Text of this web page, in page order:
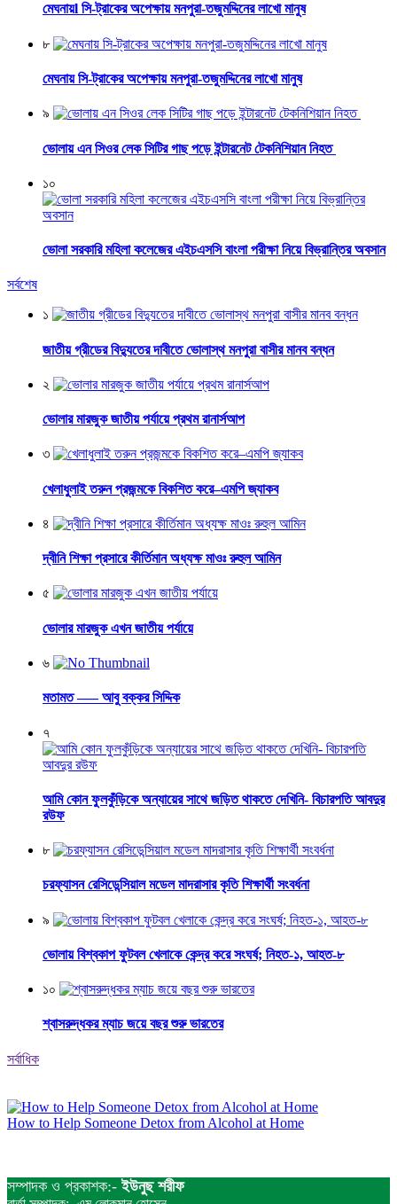
মেঘনায়l সি-ট্রাকের অপেক্ষায় মনপুরা-তজুমদ্দিনের লাখো মানুষ
৮
মেঘনায় সি-ট্রাকের অপেক্ষায় মনপুরা-তজুমদ্দিনের লাখো মানুষ
৯
ভোলায় এন সিওর লেক সিটির গাছ পড়ে ইন্টারনেট টেকনিশিয়ান নিহত
১০
ভোলা সরকারি মহিলা কলেজের এইচএসসি বাংলা পরীক্ষা নিয়ে বিভ্রান্তির অবসান
সর্বশেষ
১
জাতীয় গ্রীডের বিদ্যুতের দাবীতে ভোলাস্থ মনপুরা বাসীর মানব বন্ধন
২
ভোলার মারজুক জাতীয় পর্যায়ে প্রথম রানার্সআপ
৩
খেলাধুলাই তরুন প্রজন্মকে বিকশিত করে–এমপি জ্যাকব
৪
দ্বীনি শিক্ষা প্রসারে কীর্তিমান অধ্যক্ষ মাওঃ রুহুল আমিন
৫
ভোলার মারজুক এখন জাতীয় পর্যায়ে
৬
মতামত —– আবু বক্কর সিদ্দিক
৭
আমি কোন ফুলকুঁড়িকে অন্যায়ের সাথে জড়িত থাকতে দেখিনি- বিচারপতি আবদুর
রউফ
৮
চরফ্যাসন রেসিডেন্সিয়াল মডেল মাদরাসার কৃতি শিক্ষার্থী সংবর্ধনা
৯
ভোলায় বিশ্বকাপ ফুটবল খেলাকে কেন্দ্র করে সংঘর্ষ; নিহত-১, আহত-৮
১০
শ্বাসরুদ্ধকর ম্যাচ জয়ে বছর শুরু ভারতের
সর্বাধিক
How to Help Someone Detox from Alcohol at Home
সম্পাদক ও প্রকাশক:-ইউনুছ শরীফ